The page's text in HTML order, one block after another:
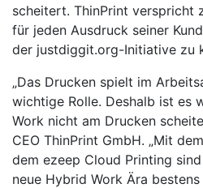
scheitert. ThinPrint verspricht
für jeden Ausdruck seiner
der justdiggit.org-Initiative zu
„Das Drucken spielt im
wichtige Rolle. Deshalb ist es
Work nicht am Drucken
CEO ThinPrint GmbH. „Mit
dem ezeep Cloud Printing
neue Hybrid Work Ära bestens